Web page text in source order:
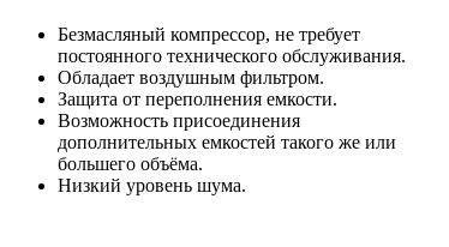
Безмасляный компрессор, не требует
постоянного технического обслуживания.
Обладает воздушным фильтром.
Защита от переполнения емкости.
Возможность присоединения
дополнительных емкостей такого же или
большего объёма.
Низкий уровень шума.